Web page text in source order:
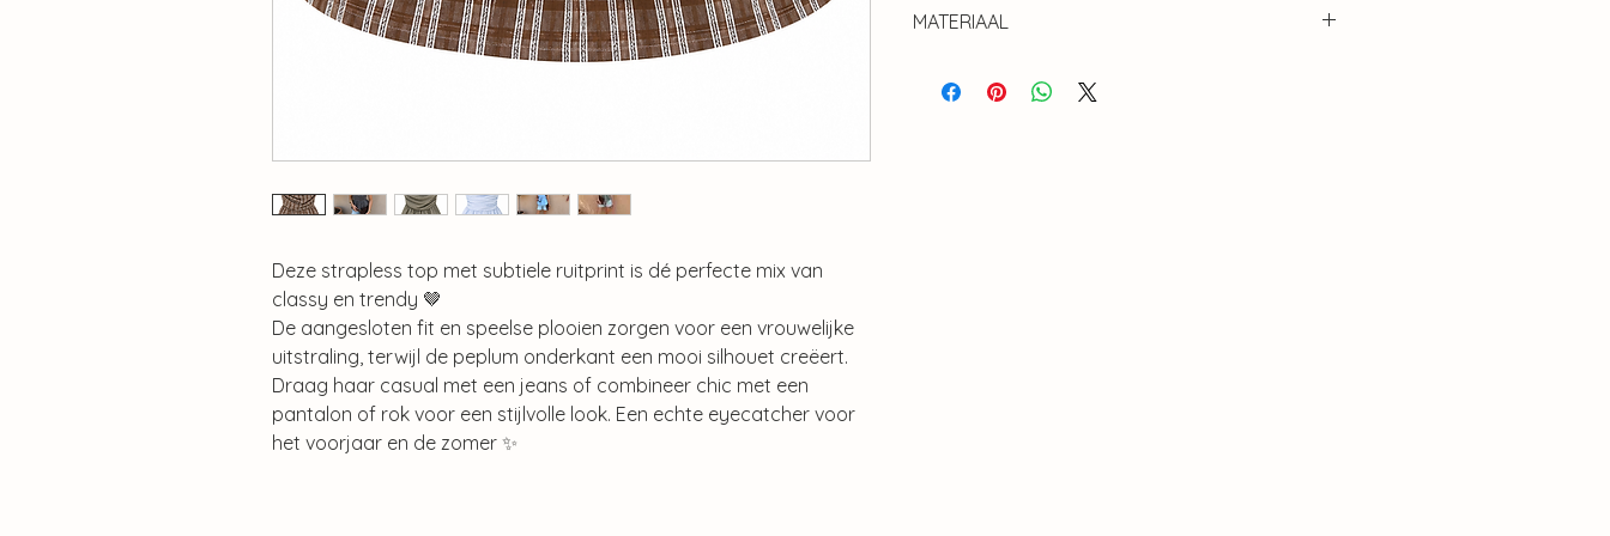
Deze strapless top met subtiele ruitprint is dé perfecte mix van
classy en trendy 🤎
De aangesloten fit en speelse plooien zorgen voor een vrouwelijke
uitstraling, terwijl de peplum onderkant een mooi silhouet creëert.
Draag haar casual met een jeans of combineer chic met een
pantalon of rok voor een stijlvolle look. Een echte eyecatcher voor
het voorjaar en de zomer ✨
MATERIAAL